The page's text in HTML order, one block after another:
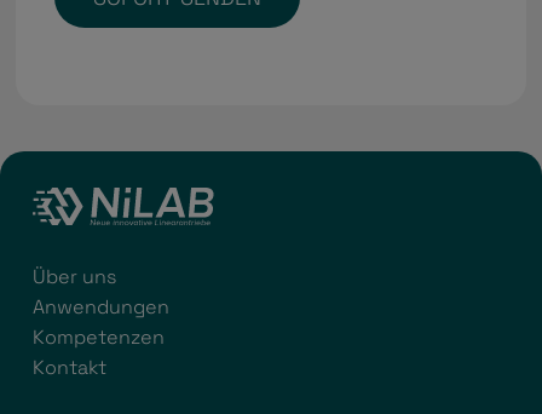
Über uns
Anwendungen
Kompetenzen
Kontakt